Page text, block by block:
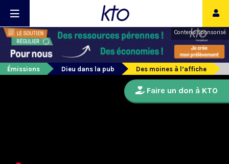
Contenu sponsorisé
Émissions Dieu dans la pub Des moines à l’affiche
Faire un don à KTO